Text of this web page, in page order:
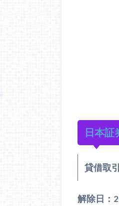
日本証
貸借取
解除日：